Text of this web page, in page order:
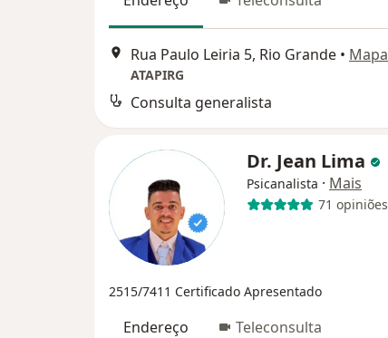
Rua Paulo Leiria 5, Rio Grande • Mapa
ATAPIRG
Consulta generalista
Dr. Jean Lima
Psicanalista · Mais
71 opiniões
2515/7411 Certificado Apresentado
Endereço Teleconsulta